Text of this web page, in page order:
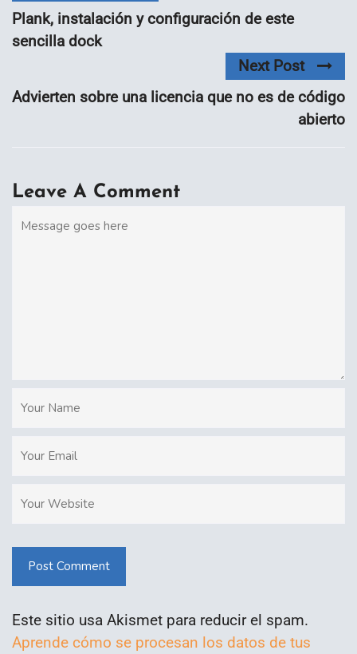
Plank, instalación y configuración de este
sencilla dock
Next Post
Advierten sobre una licencia que no es de código
abierto
Leave A Comment
Post Comment
Este sitio usa Akismet para reducir el spam.
Aprende cómo se procesan los datos de tus